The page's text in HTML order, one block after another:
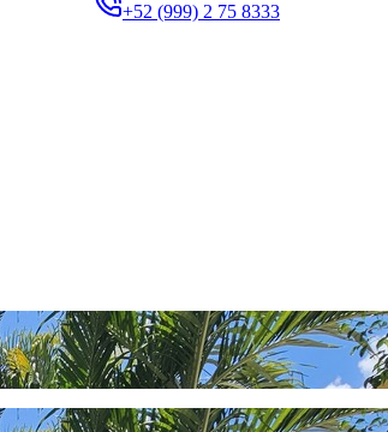
+52 (999) 2 75 8333